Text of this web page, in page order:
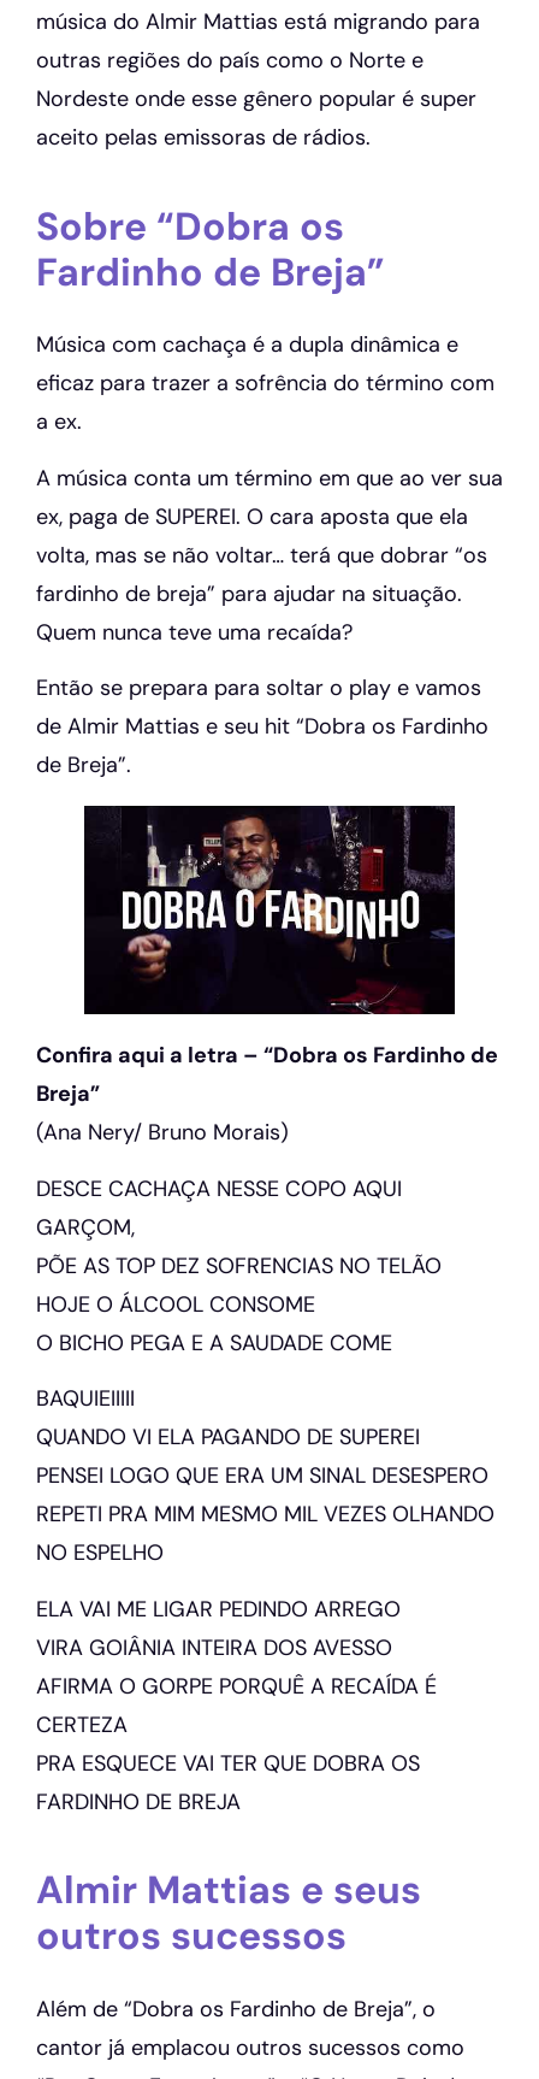
música do Almir Mattias está migrando para
outras regiões do país como o Norte e
Nordeste onde esse gênero popular é super
aceito pelas emissoras de rádios.
Sobre “Dobra os
Fardinho de Breja”
Música com cachaça é a dupla dinâmica e
eficaz para trazer a sofrência do término com
a ex.
A música conta um término em que ao ver sua
ex, paga de SUPEREI. O cara aposta que ela
volta, mas se não voltar… terá que dobrar “os
fardinho de breja” para ajudar na situação.
Quem nunca teve uma recaída?
Então se prepara para soltar o play e vamos
de Almir Mattias e seu hit “Dobra os Fardinho
de Breja”.
Confira aqui a letra – “Dobra os Fardinho de
Breja”
(Ana Nery/ Bruno Morais)
DESCE CACHAÇA NESSE COPO AQUI
GARÇOM,
PÕE AS TOP DEZ SOFRENCIAS NO TELÃO
HOJE O ÁLCOOL CONSOME
O BICHO PEGA E A SAUDADE COME
BAQUIEIIIII
QUANDO VI ELA PAGANDO DE SUPEREI
PENSEI LOGO QUE ERA UM SINAL DESESPERO
REPETI PRA MIM MESMO MIL VEZES OLHANDO
NO ESPELHO
ELA VAI ME LIGAR PEDINDO ARREGO
VIRA GOIÂNIA INTEIRA DOS AVESSO
AFIRMA O GORPE PORQUÊ A RECAÍDA É
CERTEZA
PRA ESQUECE VAI TER QUE DOBRA OS
FARDINHO DE BREJA
Almir Mattias e seus
outros sucessos
Além de “Dobra os Fardinho de Breja”, o
cantor já emplacou outros sucessos como